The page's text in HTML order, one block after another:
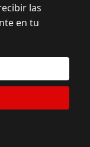
las
en tu